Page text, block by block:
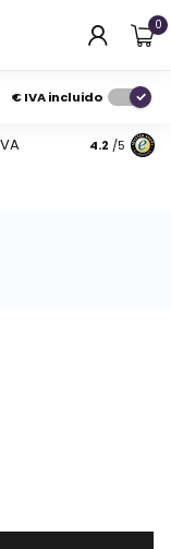
0
€IVA incluido
Pide
4.2 /5